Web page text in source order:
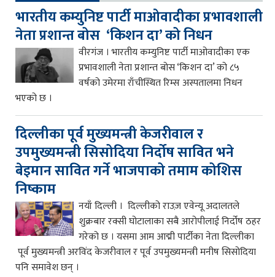
भारतीय कम्युनिष्ट पार्टी माओवादीका प्रभावशाली
नेता प्रशान्त बोस ‘किशन दा’ को निधन
वीरगंज । भारतीय कम्युनिष्ट पार्टी माओवादीका एक
प्रभावशाली नेता प्रशान्त बोस ‘किशन दा’ को ८५
वर्षको उमेरमा राँचीस्थित रिम्स अस्पतालमा निधन
भएको छ ।
दिल्लीका पूर्व मुख्यमन्त्री केजरीवाल र
उपमुख्यमन्त्री सिसोदिया निर्दोष सावित भने
बेइमान सावित गर्ने भाजपाको तमाम कोशिस
निष्काम
नयाँ दिल्ली । दिल्लीको राउज़ एवेन्यू अदालतले
शुक्रबार रक्सी घोटालाका सबै आरोपीलाई निर्दोष ठहर
गरेको छ । यसमा आम आद्मी पार्टीका नेता दिल्लीका
पूर्व मुख्यमन्त्री अरविंद केजरीवाल र पूर्व उपमुख्यमन्त्री मनीष सिसोदिया
पनि समावेश छन् ।